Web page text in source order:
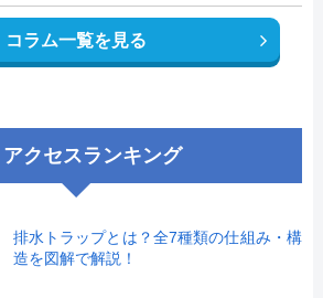
コラム一覧を見る
アクセスランキング
排水トラップとは？全7種類の仕組み・構
造を図解で解説！